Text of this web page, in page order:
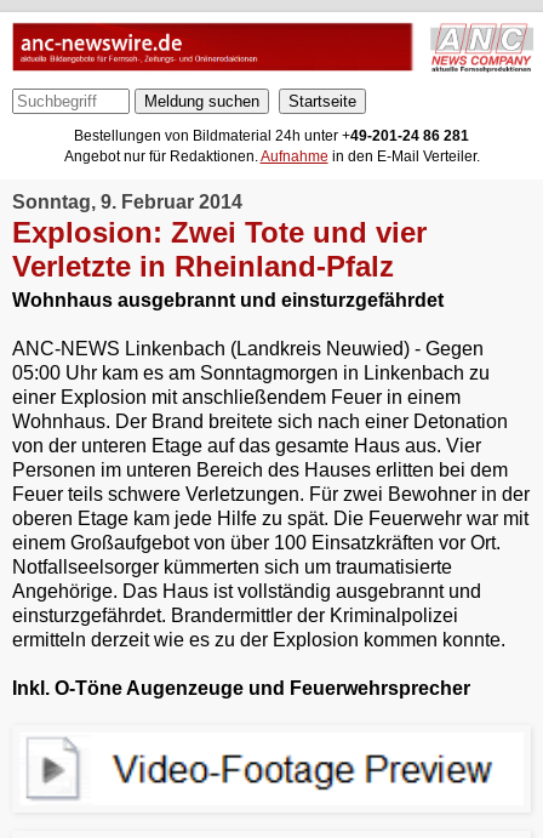
Meldung suchen
Bestellungen von Bildmaterial 24h unter +49-201-24 86 281
Angebot nur für Redaktionen.Aufnahme in den E-Mail Verteiler.
Sonntag, 9. Februar 2014
Explosion: Zwei Tote und vier
Verletzte in Rheinland-Pfalz
Wohnhaus ausgebrannt und einsturzgefährdet
ANC-NEWS Linkenbach (Landkreis Neuwied) - Gegen
05:00 Uhr kam es am Sonntagmorgen in Linkenbach zu
einer Explosion mit anschließendem Feuer in einem
Wohnhaus. Der Brand breitete sich nach einer Detonation
von der unteren Etage auf das gesamte Haus aus. Vier
Personen im unteren Bereich des Hauses erlitten bei dem
Feuer teils schwere Verletzungen. Für zwei Bewohner in der
oberen Etage kam jede Hilfe zu spät. Die Feuerwehr war mit
einem Großaufgebot von über 100 Einsatzkräften vor Ort.
Notfallseelsorger kümmerten sich um traumatisierte
Angehörige. Das Haus ist vollständig ausgebrannt und
einsturzgefährdet. Brandermittler der Kriminalpolizei
ermitteln derzeit wie es zu der Explosion kommen konnte.
Inkl. O-Töne Augenzeuge und Feuerwehrsprecher